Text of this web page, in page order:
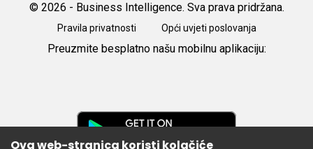
© 2026 - Business Intelligence. Sva prava pridržana.
Pravila privatnosti Opći uvjeti poslovanja
Preuzmite besplatno našu mobilnu aplikaciju:
Ova web-stranica koristi kolačiće